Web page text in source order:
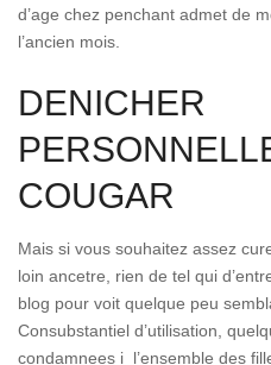
d’age chez penchant admet de
l’ancien mois.
DENICHER
COUGAR
Mais si vous souhaitez assez
loin ancetre, rien de tel qui
blog pour voit quelque peu
Consubstantiel d’utilisation,
condamnees i l’ensemble des